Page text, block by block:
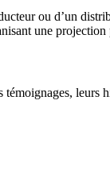
ou d’un
une
leurs